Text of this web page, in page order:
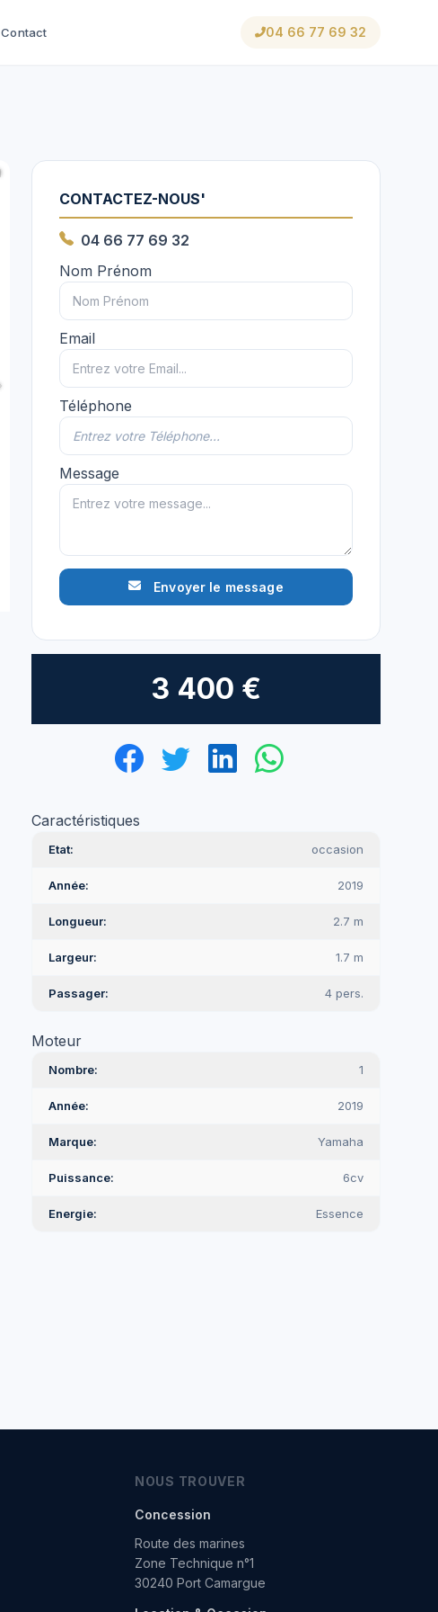
Contact 04 66 77 69 32
CONTACTEZ-NOUS'
04 66 77 69 32
Nom Prénom
Email
Téléphone
Message
Envoyer le message
3 400 €
Caractéristiques
Etat occasion
Année 2019
Longueur 2.7 m
Largeur 1.7 m
Passager 4 pers.
Moteur
Nombre 1
Année 2019
Marque Yamaha
Puissance 6cv
Energie Essence
NOUS TROUVER
Concession
Route des marines
Zone Technique n°1
30240 Port Camargue